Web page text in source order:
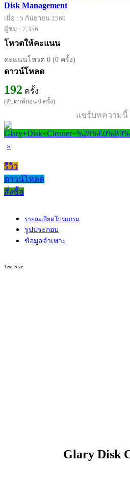
Disk Management
เมื่อ : 5 กันยายน 2560
ผู้ชม : 7,356
โหวตให้คะแนน
คะแนนโหวต 0 (0 ครั้ง)
ดาวน์โหลด
192 ครั้ง
(สัปดาห์ก่อน 0 ครั้ง)
แชร์บทความนี้
»
รีวิว
ดาวน์โหลด
สั่งซื้อ
รายละเอียดโปรแกรม
รูปประกอบ
ข้อมูลจำเพาะ
Text Size
Glary Disk